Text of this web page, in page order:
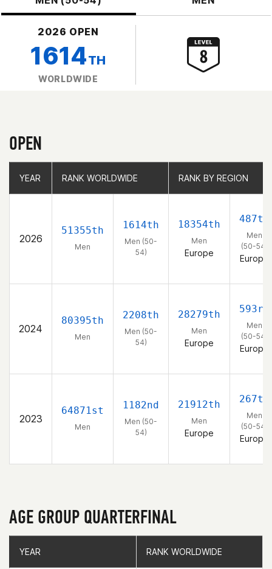
2026 OPEN
1614TH
WORLDWIDE
OPEN
YEAR RANK WORLDWIDE RANK BY REGION
2026
51355th
Men
1614th
Men (50-
54)
18354th
Men
Europe
487th
Men
(50-54)
Europe
2024
80395th
Men
2208th
Men (50-
54)
28279th
Men
Europe
593rd
Men
(50-54)
Europe
2023
64871st
Men
1182nd
Men (50-
54)
21912th
Men
Europe
267th
Men
(50-54)
Europe
YEAR RANK WORLDWIDE RANK BY REGION
AGE GROUP QUARTERFINAL
YEAR RANK WORLDWIDE
YEAR RANK WORLDWIDE